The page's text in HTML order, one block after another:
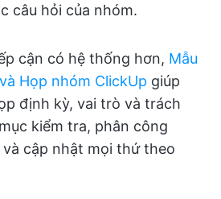
câu hỏi của nhóm.
cận có hệ thống hơn, Mẫu
Họp nhóm ClickUp giúp
định kỳ, vai trò và trách
kiểm tra, phân công
cập nhật mọi thứ theo